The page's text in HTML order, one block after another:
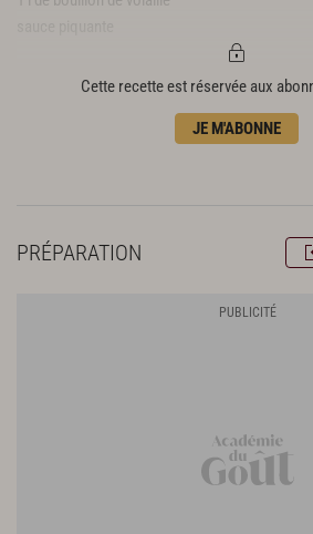
Cette recette est réservée aux
JE M'ABONNE
PRÉPARATION